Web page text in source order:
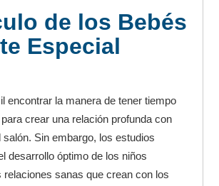
de los Bebés
Especial
encontrar la manera de tener tiempo
crear una relación profunda con
salón. Sin embargo, los estudios
desarrollo óptimo de los niños
relaciones sanas que crean con los